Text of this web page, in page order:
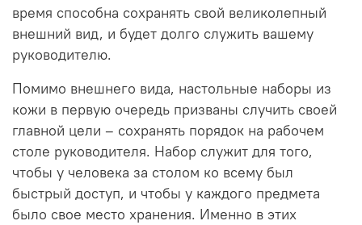
время способна сохранять свой великолепный
внешний вид, и будет долго служить вашему
руководителю.
Помимо внешнего вида, настольные наборы из
кожи в первую очередь призваны случить своей
главной цели – сохранять порядок на рабочем
столе руководителя. Набор служит для того,
чтобы у человека за столом ко всему был
быстрый доступ, и чтобы у каждого предмета
было свое место хранения. Именно в этих